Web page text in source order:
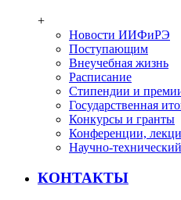
+
Новости ИИФиРЭ
Поступающим
Внеучебная жизнь
Расписание
Стипендии и
Государственная
Конкурсы и гранты
Конференции,
Научно-
КОНТАКТЫ